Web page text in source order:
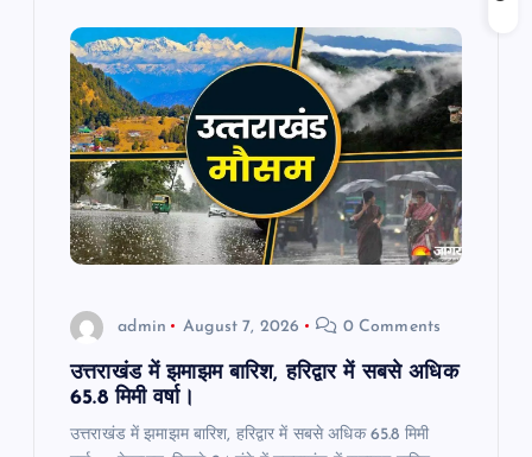
admin August 7, 2026 0 Comments
उत्तराखंड में झमाझम बारिश, हरिद्वार में सबसे अधिक
65.8 मिमी वर्षा।
उत्तराखंड में झमाझम बारिश, हरिद्वार में सबसे अधिक 65.8 मिमी